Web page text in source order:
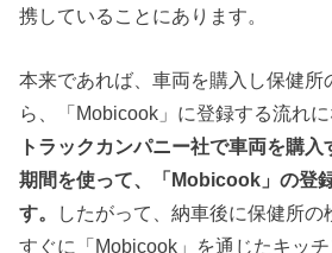
携していることにあります。
本来であれば、車両を購入し保健所
ら、「Mobicook」に登録する流れに
トラックカンパニー社で車両を購
期間を使って、「Mobicook」の登
す。
したがって、納車後に保健所の
すぐに「Mobicook」を通じたキッ